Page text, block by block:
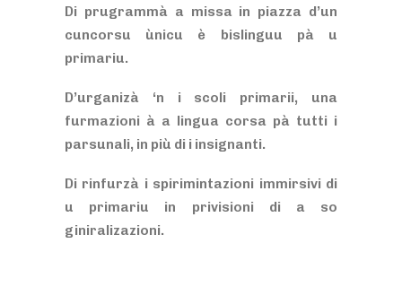
Di prugrammà a missa in piazza d’un
cuncorsu ùnicu è bislinguu pà u
primariu.
D’urganizà ‘n i scoli primarii, una
furmazioni à a lingua corsa pà tutti i
parsunali, in più di i insignanti.
Di rinfurzà i spirimintazioni immirsivi di
u primariu in privisioni di a so
giniralizazioni.